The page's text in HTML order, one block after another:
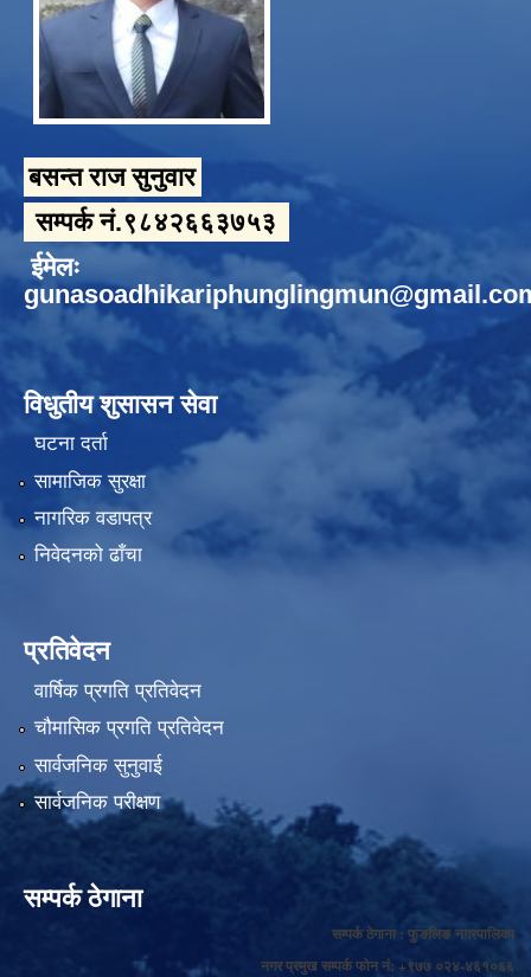
बसन्त राज सुनुवार
सम्पर्क नं.९८४२६६३७५३
ईमेलः
विधुतीय शुसासन सेवा
घटना दर्ता
सामाजिक सुरक्षा
नागरिक वडापत्र
निवेदनको ढाँचा
प्रतिवेदन
वार्षिक प्रगति प्रतिवेदन
चौमासिक प्रगति प्रतिवेदन
सार्वजनिक सुनुवाई
सार्वजनिक परीक्षण
सम्पर्क ठेगाना
सम्पर्क ठेगाना : फुङलिङ नगरपालिका
नगर प्रमुख सम्पर्क फोन नं: +९७७ ०२४-४६१०६६